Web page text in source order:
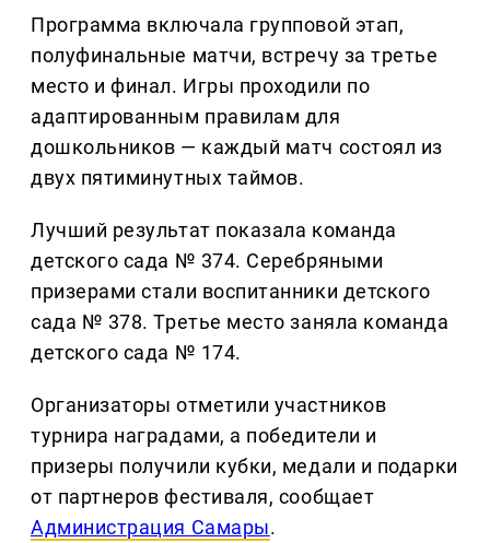
Программа включала групповой этап,
полуфинальные матчи, встречу за третье
место и финал. Игры проходили по
адаптированным правилам для
дошкольников — каждый матч состоял из
двух пятиминутных таймов.
Лучший результат показала команда
детского сада № 374. Серебряными
призерами стали воспитанники детского
сада № 378. Третье место заняла команда
детского сада № 174.
Организаторы отметили участников
турнира наградами, а победители и
призеры получили кубки, медали и подарки
от партнеров фестиваля, сообщает
Администрация Самары.